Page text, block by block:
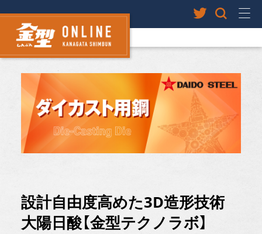
設計自由度高めた3D造形技術
大陽日酸【金型テクノラボ】